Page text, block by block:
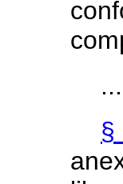
§